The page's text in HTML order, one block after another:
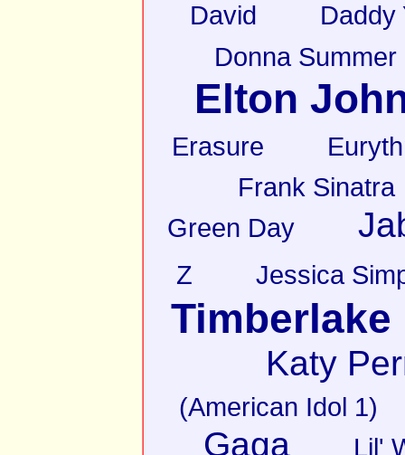
David
Daddy
Donna Summer
Elton
Erasure
Frank Sinatra
Green Day
Z Jessica
Timberlake
Katy
(American Idol 1)
Gaga
Lil'